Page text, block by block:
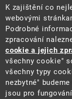
Pro média a veřejnost
Povinně
Kontakty
Přistupnost budovy
Web
Aktuality
Ochrana osobních
Prohlášení o
Zásady používání
K zajištění co
webovými
Podrobné
zpracování
cookie a jejich
všechny cookie"
všechny typy
nezbytné"
jsou pro